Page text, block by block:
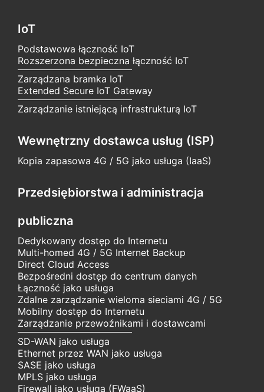
IoT
Podstawowa łączność IoT
Rozszerzona bezpieczna łączność IoT
Zarządzana bramka IoT
Extended Secure IoT Gateway
Zarządzanie istniejącą infrastrukturą IoT
Wewnętrzny dostawca usług (ISP)
Kopia zapasowa 4G / 5G jako usługa (IaaS)
Przedsiębiorstwa i administracja
publiczna
Dedykowany dostęp do Internetu
Multi-homed 4G / 5G Internet Backup
Direct Cloud Access
Bezpośredni dostęp do centrum danych
Łączność jako usługa
Zdalne zarządzanie wieloma sieciami 4G / 5G
Mobilny dostęp do Internetu
Zarządzanie przewoźnikami i dostawcami
SD-WAN jako usługa
Ethernet przez WAN jako usługa
SASE jako usługa
MPLS jako usługa
Firewall jako usługa (FWaaS)